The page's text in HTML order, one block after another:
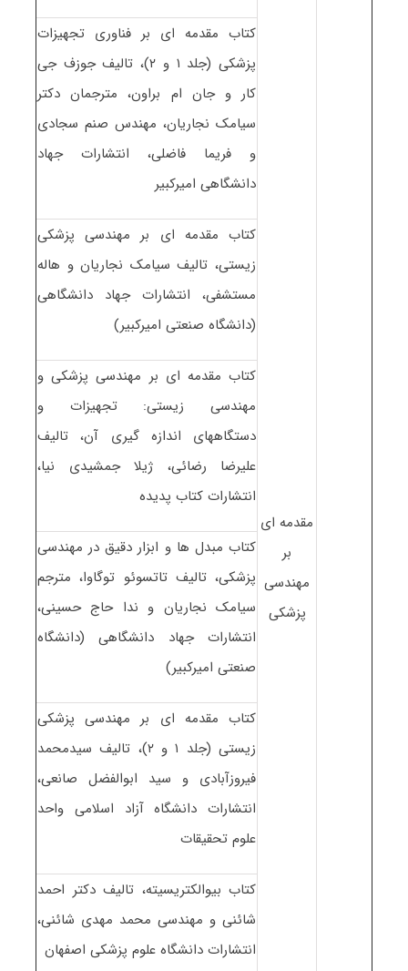
مقدمه ای
بر
مهندسی
پزشکی
کتاب مقدمه ای بر فناوری تجهیزات
پزشکی (جلد ۱ و ۲)، تالیف جوزف جی
کار و جان ام براون، مترجمان دکتر
سیامک نجاریان، مهندس صنم سجادی
و فریما فاضلی، انتشارات جهاد
دانشگاهی امیرکبیر
کتاب مقدمه ای بر مهندسی پزشکی
زیستی، تالیف سیامک نجاریان و هاله
مستشفی، انتشارات جهاد دانشگاهی
(دانشگاه صنعتی امیرکبیر)
کتاب مقدمه ای بر مهندسی پزشکی و
مهندسی زیستی: تجهیزات و
دستگاههای اندازه گیری آن، تالیف
علیرضا رضائی، ژیلا جمشیدی نیا،
انتشارات کتاب پدیده
کتاب مبدل ها و ابزار دقیق در مهندسی
پزشکی، تالیف تاتسوئو توگاوا، مترجم
سیامک نجاریان و ندا حاج حسینی،
انتشارات جهاد دانشگاهی (دانشگاه
صنعتی امیرکبیر)
کتاب مقدمه ای بر مهندسی پزشکی
زیستی (جلد ۱ و ۲)، تالیف سیدمحمد
فیروزآبادی و سید ابوالفضل صانعی،
انتشارات دانشگاه آزاد اسلامی واحد
علوم تحقیقات
کتاب بیوالکتریسیته، تالیف دکتر احمد
شائنی و مهندسی محمد مهدی شائنی،
انتشارات دانشگاه علوم پزشکی اصفهان